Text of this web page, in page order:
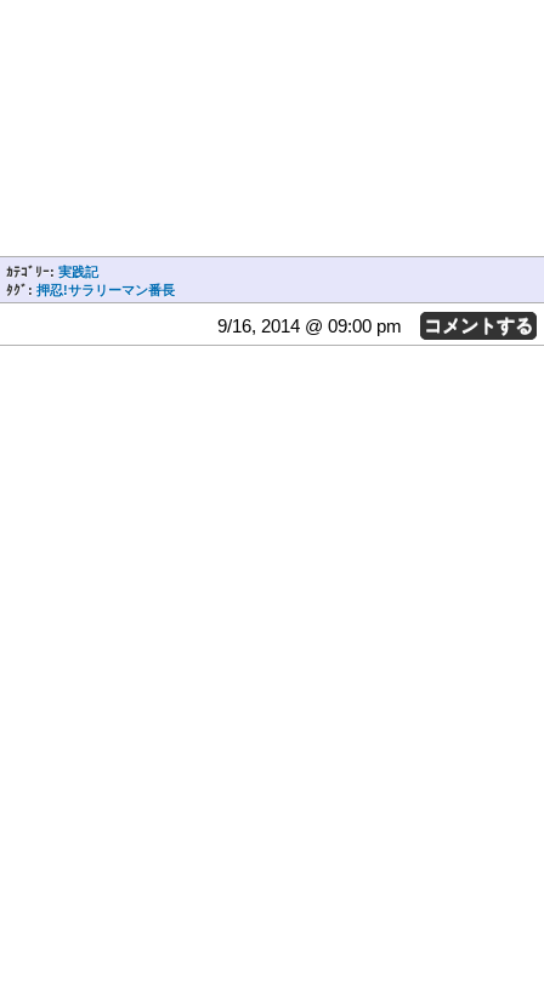
ｶﾃｺﾞﾘｰ: 実践記
ﾀｸﾞ: 押忍!サラリーマン番長
9/16, 2014 @ 09:00 pm コメントする